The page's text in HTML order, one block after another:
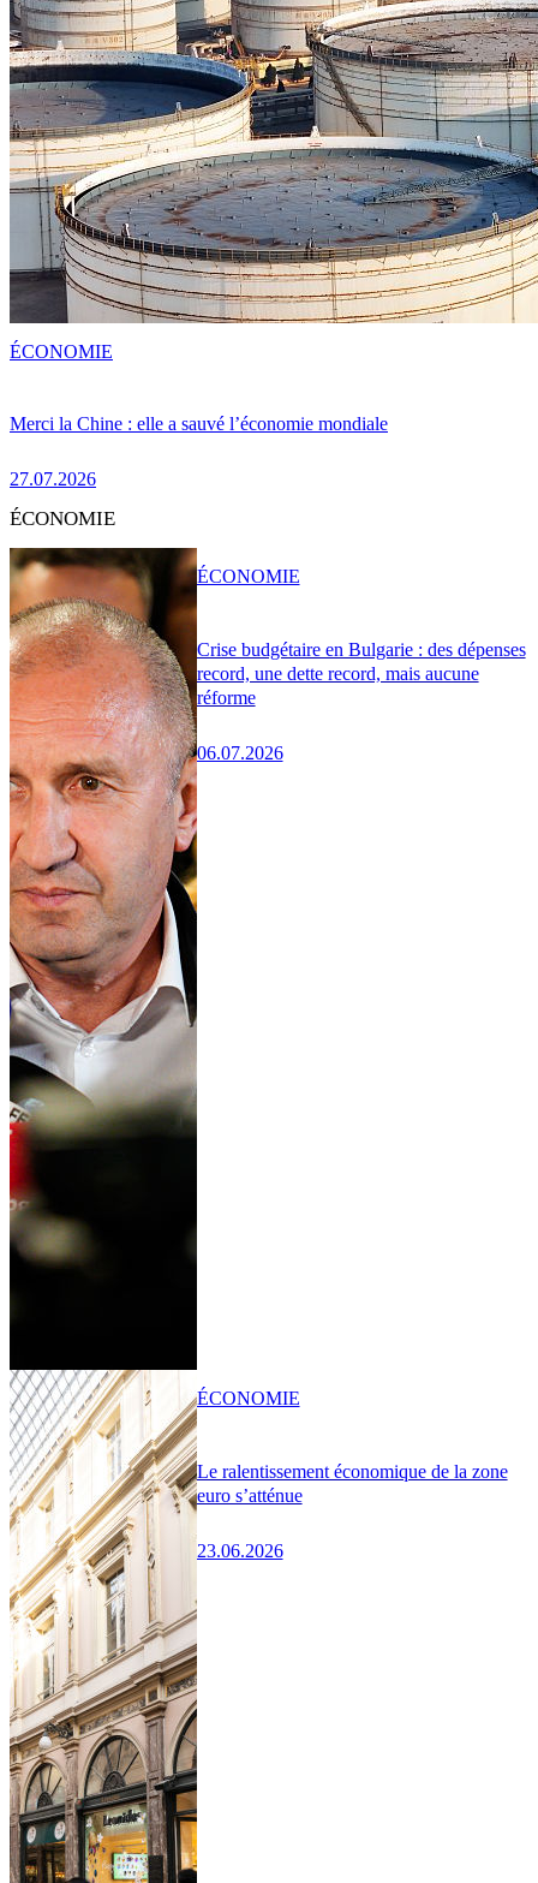
Merci la Chine : elle a sauvé l’économie mondiale
27.07.2026
ÉCONOMIE
ÉCONOMIE
Crise budgétaire en Bulgarie : des dépenses
record, une dette record, mais aucune
réforme
06.07.2026
ÉCONOMIE
Le ralentissement économique de la zone
euro s’atténue
23.06.2026
ÉCONOMIE